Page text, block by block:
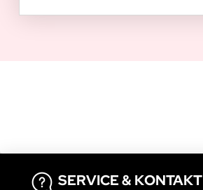
SERVICE & KONTAKT